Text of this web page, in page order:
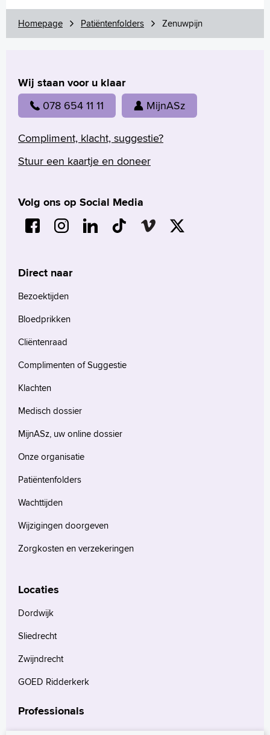
Homepage Patiëntenfolders Zenuwpijn
Wij staan voor u klaar
078 654 11 11 MijnASz
Compliment, klacht, suggestie?
Stuur een kaartje en doneer
Volg ons op Social Media
Direct naar
Bezoektijden
Bloedprikken
Cliëntenraad
Complimenten of Suggestie
Klachten
Medisch dossier
MijnASz, uw online dossier
Onze organisatie
Patiëntenfolders
Wachttijden
Wijzigingen doorgeven
Zorgkosten en verzekeringen
Locaties
Dordwijk
Sliedrecht
Zwijndrecht
GOED Ridderkerk
Professionals